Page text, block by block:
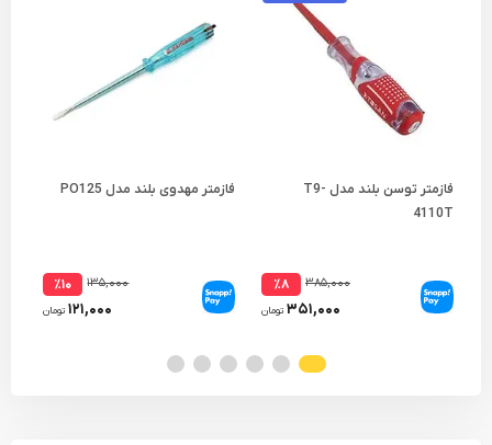
فازمتر توسن بلند مدل T9-
4110T
۳۸۵,۰۰۰ ٪۸
۳۵۱,۰۰۰ تومان
فازمتر مهدوی بلند مدل PO125
۱۳۵,۰۰۰ ٪۱۰
۱۲۱,۰۰۰ تومان